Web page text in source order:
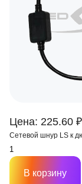
Цена: 225.60 ₽
Сетевой шнур LS к
В корзину